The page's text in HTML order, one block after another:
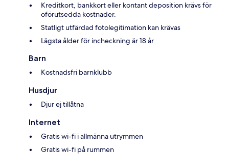
Kreditkort, bankkort eller kontant deposition krävs för
oförutsedda kostnader.
Statligt utfärdad fotolegitimation kan krävas
Lägsta ålder för incheckning är 18 år
Barn
Kostnadsfri barnklubb
Husdjur
Djur ej tillåtna
Internet
Gratis wi-fi i allmänna utrymmen
Gratis wi-fi på rummen